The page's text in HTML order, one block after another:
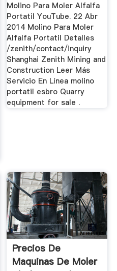
Molino Para Moler Alfalfa
Portatil YouTube. 22 Abr
2014 Molino Para Moler
Alfalfa Portatil Detalles
/zenith/contact/inquiry
Shanghai Zenith Mining and
Construction Leer Más
Servicio En Línea molino
portatil esbro Quarry
equipment for sale .
Precios De
Maquinas De Moler